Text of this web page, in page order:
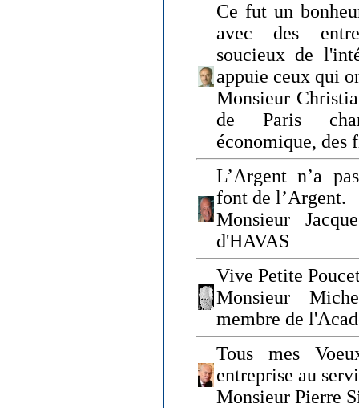
Ce fut un
avec des
soucieux de
appuie ceux qui
Monsieur
de Paris
économique, des
L’Argent n’a
font de l’Argent.
Monsieur
d'HAVAS
Vive Petite
Monsieur
membre de
Tous mes
entreprise au
Monsieur Pierre